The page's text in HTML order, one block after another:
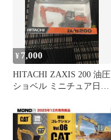
¥ 7,000
HITACHI ZAXIS 200 油圧
ショベル ミニチュア日立